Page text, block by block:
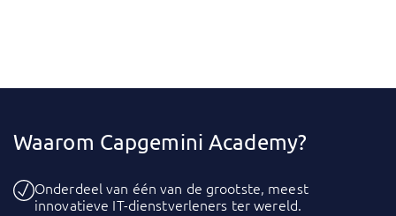
Waarom Capgemini Academy?
Onderdeel van één van de grootste, meest
innovatieve IT-dienstverleners ter wereld.